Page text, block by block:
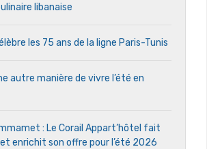
libanaise
les 75 ans de la ligne Paris-Tunis
autre manière de vivre l’été en
: Le Corail Appart’hôtel fait
enrichit son offre pour l’été 2026